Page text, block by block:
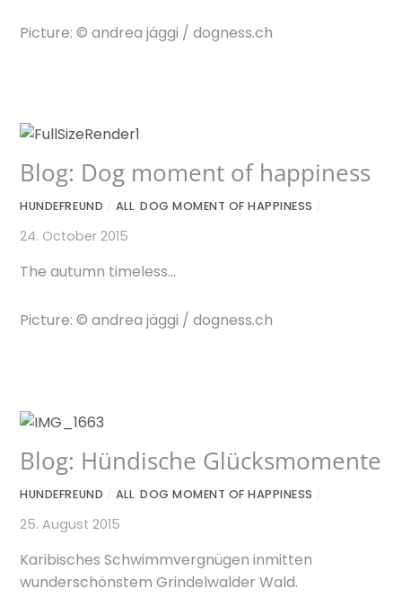
Picture: © andrea jäggi / dogness.ch
Blog: Dog moment of happiness
HUNDEFREUND ALL,DOG MOMENT OF HAPPINESS
24. October 2015
The autumn timeless…
Picture: © andrea jäggi / dogness.ch
Blog: Hündische Glücksmomente
HUNDEFREUND ALL,DOG MOMENT OF HAPPINESS
25. August 2015
Karibisches Schwimmvergnügen inmitten
wunderschönstem Grindelwalder Wald.